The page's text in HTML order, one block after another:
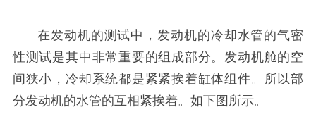
在发动机的测试中，发动机的冷却水管的气密
性测试是其中非常重要的组成部分。发动机舱的空
间狭小，冷却系统都是紧紧挨着缸体组件。所以部
分发动机的水管的互相紧挨着。如下图所示。